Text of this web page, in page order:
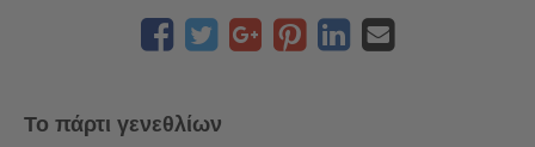
Το πάρτι γενεθλίων